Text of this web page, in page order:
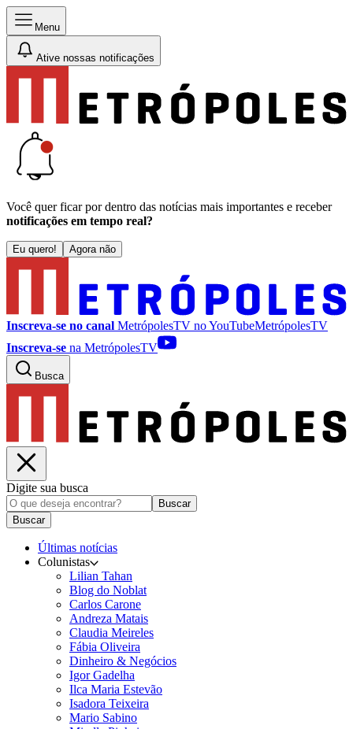
Menu
Ative nossas notificações
Você quer ficar por dentro das notícias mais importantes e receber
notificações em tempo real?
Eu quero! Agora não
Inscreva-se no canal MetrópolesTV noYouTubeMetrópolesTV
Inscreva-se na MetrópolesTV
Busca
Digite sua busca
Buscar
Buscar
Últimas notícias
Colunistas
Lilian Tahan
Blog do Noblat
Carlos Carone
Andreza Matais
Claudia Meireles
Fábia Oliveira
Dinheiro & Negócios
Igor Gadelha
Ilca Maria Estevão
Isadora Teixeira
Mario Sabino